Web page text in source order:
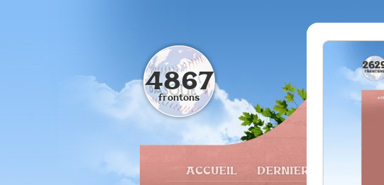
ACCUEIL DERNIERS AJOUTS
4867
frontons